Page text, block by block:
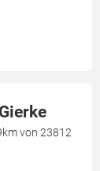
von 23812